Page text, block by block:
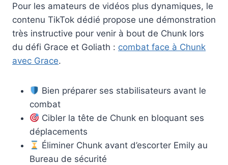
Pour les amateurs de vidéos plus dynamiques, le
contenu TikTok dédié propose une démonstration
très instructive pour venir à bout de Chunk lors
du défi Grace et Goliath : combat face à Chunk
avec Grace.
Bien préparer ses stabilisateurs avant le
combat
Cibler la tête de Chunk en bloquant ses
déplacements
Éliminer Chunk avant d’escorter Emily au
Bureau de sécurité